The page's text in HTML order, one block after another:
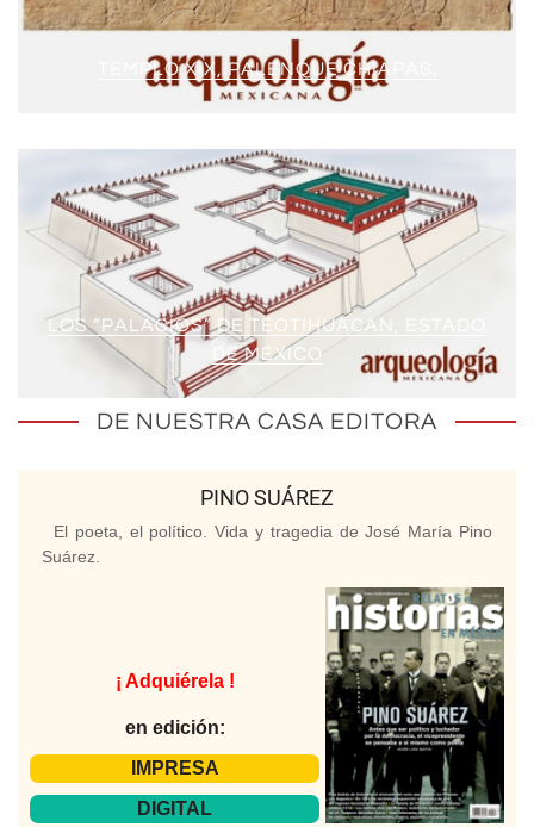
TEMPLO XIX, PALENQUE CHIAPAS.
LOS “PALACIOS” DE TEOTIHUACAN, ESTADO
DE MÉXICO
DE NUESTRA CASA EDITORA
PINO SUÁREZ
El poeta, el político. Vida y tragedia de José María Pino
Suárez.
¡ Adquiérela !
en edición:
IMPRESA
DIGITAL